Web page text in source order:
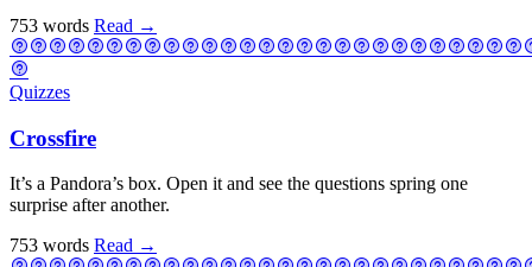
753 words Read →
Quizzes
Crossfire
It’s a Pandora’s box. Open it and see the questions spring one
surprise after another.
753 words Read →